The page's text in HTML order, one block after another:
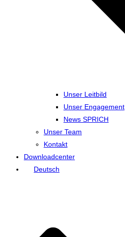
Unser Leitbild
Unser Engagement
News SPRICH
Unser Team
Kontakt
Downloadcenter
Deutsch